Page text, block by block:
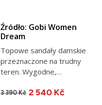
Źródło: Gobi Women
Dream
Topowe sandały damskie
przeznaczone na trudny
teren. Wygodne,
wytrzymałe i trwałe.
3 390 Kč 2 540 Kč